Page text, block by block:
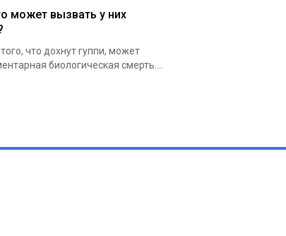
может вызвать у них
что дохнут гуппи, может
биологическая смерть....